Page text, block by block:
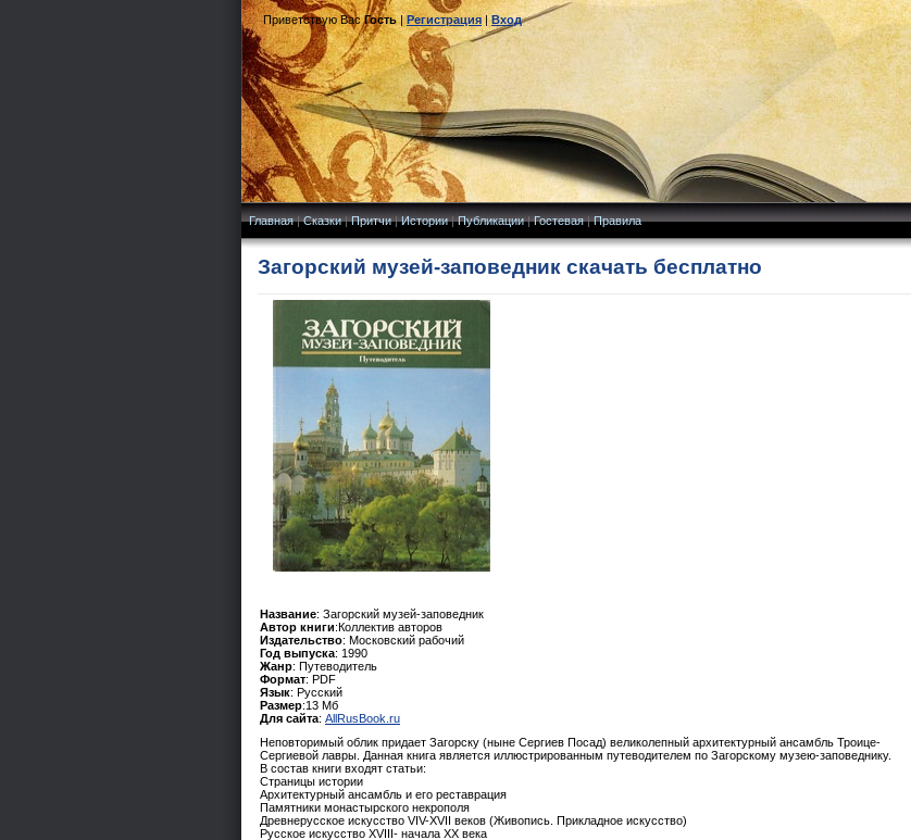
Приветствую Вас Гость|Регистрация|Вход
Главная|Сказки|Притчи|Истории|Публикации|Гостевая|Правила
Загорский музей-заповедник скачать бесплатно
Название: Загорский музей-заповедник
Автор книги:Коллектив авторов
Издательство: Московский рабочий
Год выпуска: 1990
Жанр: Путеводитель
Формат: PDF
Язык: Русский
Размер:13 Мб
Для сайта: AllRusBook.ru
Неповторимый облик придает Загорску (ныне Сергиев Посад) великолепный архитектурный ансамбль Троице-
Сергиевой лавры. Данная книга является иллюстрированным путеводителем по Загорскому музею-заповеднику.
В состав книги входят статьи:
Страницы истории
Архитектурный ансамбль и его реставрация
Памятники монастырского некрополя
Древнерусское искусство VIV-XVII веков (Живопись. Прикладное искусство)
Русское искусство XVIII- начала XX века